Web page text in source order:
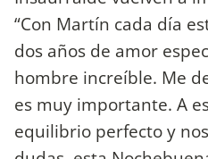
“Con Martín cada día
dos años de amor
hombre increíble. Me
es muy importante. A
equilibrio perfecto y